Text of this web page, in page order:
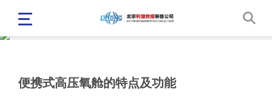
便携式高压氧舱的特点及功能